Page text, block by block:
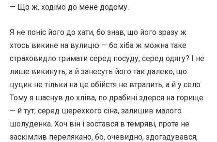
— Що ж, ходімо до мене додому.
Я не поніс його до хати, бо знав, що його зразу ж
хтось викине на вулицю — бо хіба ж можна таке
страховидло тримати серед посуду, серед одягу? І не
лише викинуть, а й занесуть його так далеко, що
цуцик не тільки на це обійстя не втрапить, а й у село.
Тому я шаснув до хліва, по драбині здерся на горище
— й тут, серед шерехкого сіна, залишив малого
шолуденка. Хоч він і зостався в темряві, проте не
заскімлив перелякано, бо, очевидно, здогадувався,